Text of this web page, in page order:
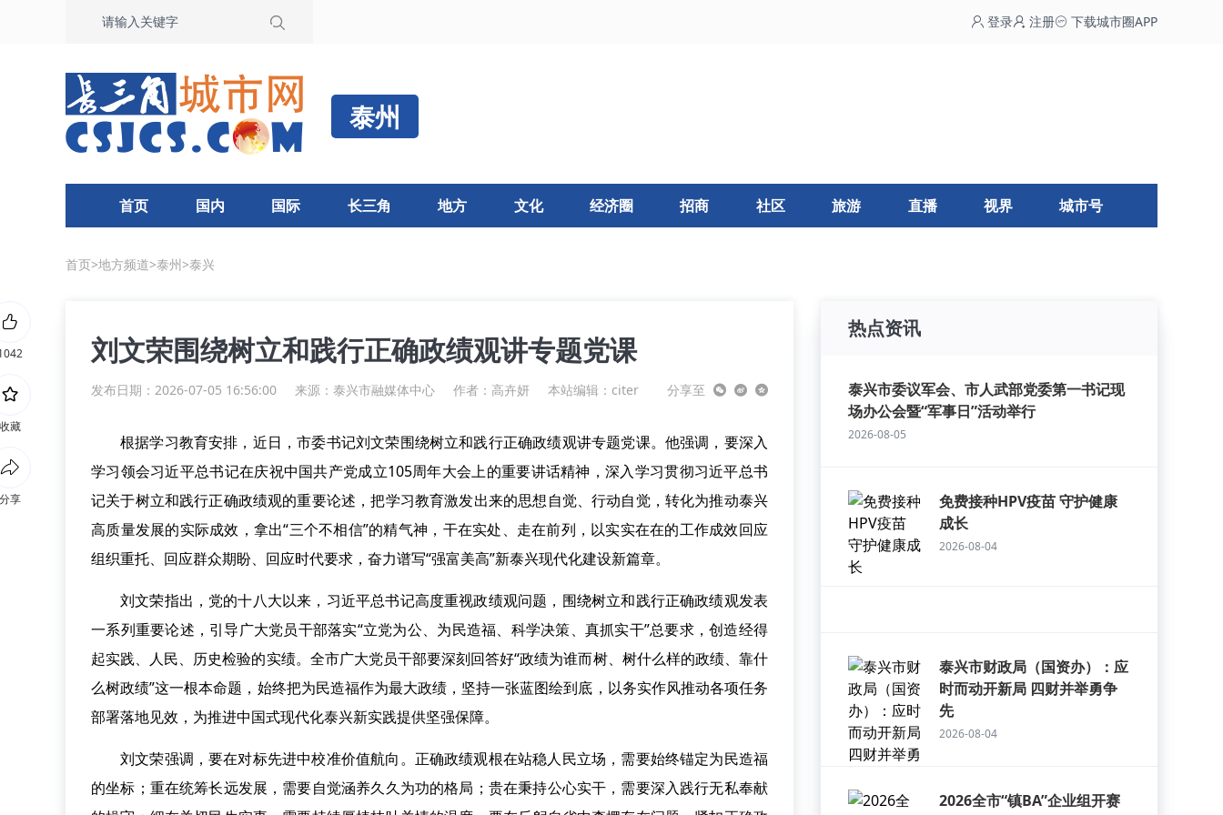
登录 注册 下载城市圈APP
泰州
首页 国内 国际 长三角 地方 文化 经济圈 招商 社区 旅游 直播 视界 城市号
首页>地方频道>泰州>泰兴
刘文荣围绕树立和践行正确政绩观讲专题党课
发布日期：2026-07-05 16:56:00 来源： 泰兴市融媒体中心 作者：高卉妍 本站编辑：citer 分享至
根据学习教育安排，近日，市委书记刘文荣围绕树立和践行正确政绩观讲专题党课。他强调，要深入
学习领会习近平总书记在庆祝中国共产党成立105周年大会上的重要讲话精神，深入学习贯彻习近平总书
记关于树立和践行正确政绩观的重要论述，把学习教育激发出来的思想自觉、行动自觉，转化为推动泰兴
高质量发展的实际成效，拿出“三个不相信”的精气神，干在实处、走在前列，以实实在在的工作成效回应
组织重托、回应群众期盼、回应时代要求，奋力谱写“强富美高”新泰兴现代化建设新篇章。
刘文荣指出，党的十八大以来，习近平总书记高度重视政绩观问题，围绕树立和践行正确政绩观发表
一系列重要论述，引导广大党员干部落实“立党为公、为民造福、科学决策、真抓实干”总要求，创造经得
起实践、人民、历史检验的实绩。全市广大党员干部要深刻回答好“政绩为谁而树、树什么样的政绩、靠什
么树政绩”这一根本命题，始终把为民造福作为最大政绩，坚持一张蓝图绘到底，以务实作风推动各项任务
部署落地见效，为推进中国式现代化泰兴新实践提供坚强保障。
刘文荣强调，要在对标先进中校准价值航向。正确政绩观根在站稳人民立场，需要始终锚定为民造福
的坐标；重在统筹长远发展，需要自觉涵养久久为功的格局；贵在秉持公心实干，需要深入践行无私奉献
热点资讯
泰兴市委议军会、市人武部党委第一书记现
场办公会暨“军事日”活动举行
2026-08-05
免费接种HPV疫苗 守护健康
成长
2026-08-04
泰兴市财政局（国资办）：应
时而动开新局 四财并举勇争
先
2026-08-04
2026全市“镇BA”企业组开赛
收藏
分享